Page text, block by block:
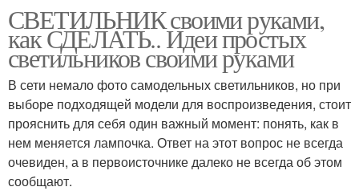
СВЕТИЛЬНИК своими руками,
как СДЕЛАТЬ.. Идеи простых
светильников своими руками
В сети немало фото самодельных светильников, но при
выборе подходящей модели для воспроизведения, стоит
прояснить для себя один важный момент: понять, как в
нем меняется лампочка. Ответ на этот вопрос не всегда
очевиден, а в первоисточнике далеко не всегда об этом
сообщают.